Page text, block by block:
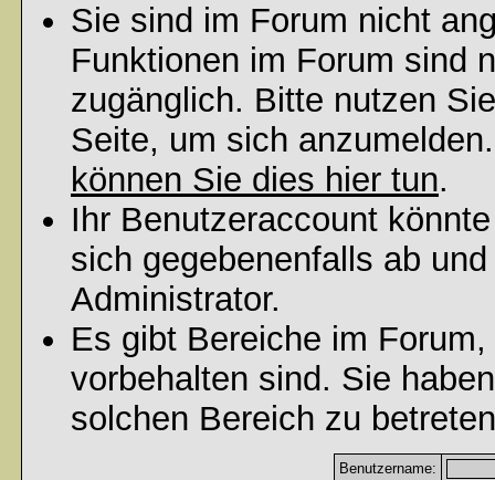
Sie sind im Forum nicht
Funktionen im Forum sind
zugänglich. Bitte nutzen
Seite, um sich
können Sie dies hier tun.
Ihr Benutzeraccount
sich gegebenenfalls ab
Administrator.
Es gibt Bereiche im
vorbehalten sind. Sie
solchen Bereich zu
Benutzername: